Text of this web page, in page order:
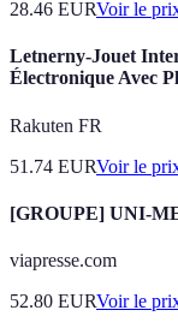
28.46 EURVoir le
Letnerny-Jouet
Électronique Avec
Rakuten FR
51.74 EURVoir le
[GROUPE] UNI-
viapresse.com
52.80 EURVoir le